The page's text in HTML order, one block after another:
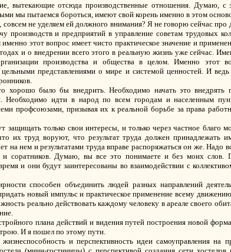
вытекающие отсюда производственные отношения. Думаю,
мы пытаемся бороться, имеют свой корень именно в этом
не уделяем ей должного внимания? Я не говорю сейчас про
и предприятий в управление советам трудовых
этот вопрос имеет чисто практическое значение и
и о внедрении всего этого в реальную жизнь уже сейчас.
производства и общества в целом. Именно этот
цельными представлениями о мире и системой ценностей. И
хорошо было бы внедрить. Необходимо начать это внедрять
Необходимо идти в народ по всем городам и населенным
профсоюзами, призывая их к реальной борьбе за права
только свои интересы, и только через частное благо
их труд воруют, что результат труда должен принадлежать
на нем и результатами труда вправе распоряжаться он же. Надо
соратников. Думаю, вы все это понимаете и без моих слов.
и они будут заинтересованы во взаимодействии с
способен объединить людей разных направлений
новый импульс и практическое применение всему
реально действовать каждому человеку в ареале своего
плана действий и видения путей построения новой
И я пошел по этому пути.
и перспективность идеи самоуправления на